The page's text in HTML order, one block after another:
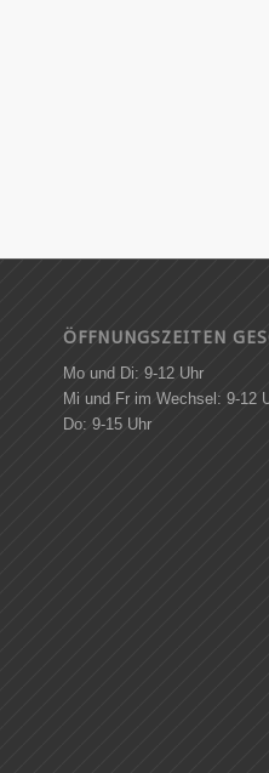
ÖFFNUNGSZEITEN
Mo und Di: 9-12 Uhr
Mi und Fr im Wechsel: 9-12
Do: 9-15 Uhr